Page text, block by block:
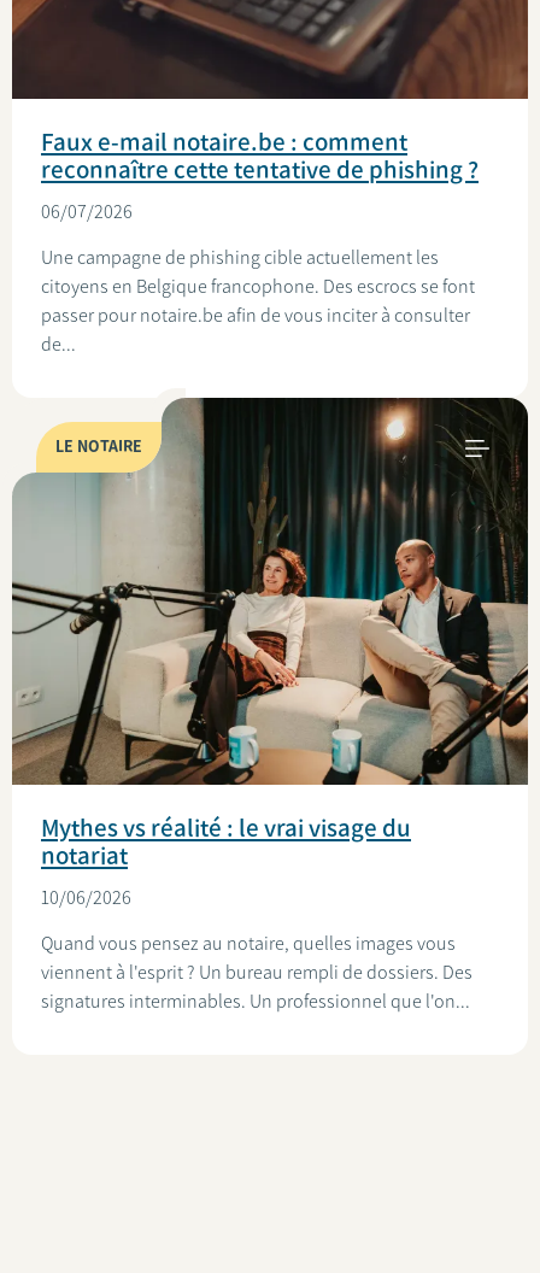
Faux e-mail notaire.be : comment
reconnaître cette tentative de phishing ?
06/07/2026
Une campagne de phishing cible actuellement les
citoyens en Belgique francophone. Des escrocs se font
passer pour notaire.be afin de vous inciter à consulter
de...
LE NOTAIRE
Mythes vs réalité : le vrai visage du
notariat
10/06/2026
Quand vous pensez au notaire, quelles images vous
viennent à l'esprit ? Un bureau rempli de dossiers. Des
signatures interminables. Un professionnel que l'on...